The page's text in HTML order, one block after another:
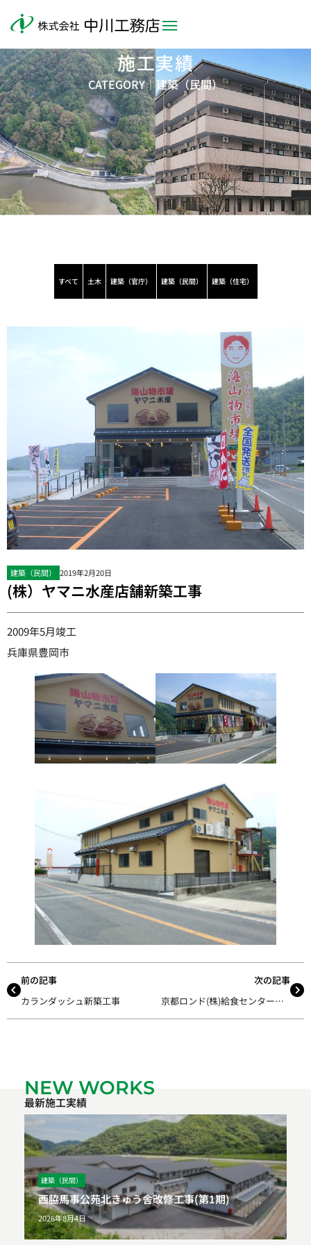
施工実績
CATEGORY｜建築（民間）
すべて 土木 建築（官庁） 建築（民間） 建築（住宅）
建築（民間） 2019年2月20日
(株）ヤマニ水産店舗新築工事
2009年5月竣工
兵庫県豊岡市
前の記事
カランダッシュ新築工事
次の記事
京都ロンド(株)給食センター新築工事
NEW WORKS
最新施工実績
建築（民間）
西脇馬事公苑北きゅう舎改修工事(第1期)
2026年8月4日